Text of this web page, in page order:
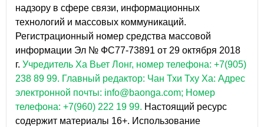
надзору в сфере связи, информационных
технологий и массовых коммуникаций.
Регистрационный номер средства массовой
информации Эл № ФС77-73891 от 29 октября 2018
г. Учредитель Ха Вьет Лонг, номер телефона: +7(905)
238 89 99. Главный редактор: Чан Тхи Тху Ха: Адрес
электронной почты: info@baonga.com; Номер
телефона: +7(960) 222 19 99. Настоящий ресурс
содержит материалы 16+. Использование